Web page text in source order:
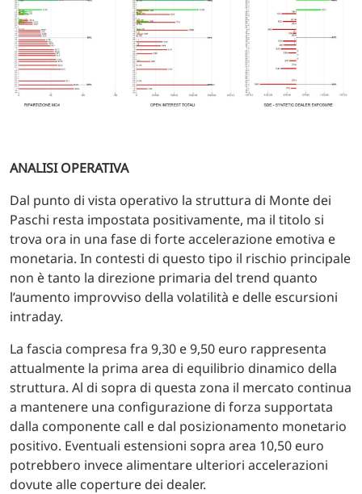
ANALISI OPERATIVA
Dal punto di vista operativo la struttura di Monte dei
Paschi resta impostata positivamente, ma il titolo si
trova ora in una fase di forte accelerazione emotiva e
monetaria. In contesti di questo tipo il rischio principale
non è tanto la direzione primaria del trend quanto
l’aumento improvviso della volatilità e delle escursioni
intraday.
La fascia compresa fra 9,30 e 9,50 euro rappresenta
attualmente la prima area di equilibrio dinamico della
struttura. Al di sopra di questa zona il mercato continua
a mantenere una configurazione di forza supportata
dalla componente call e dal posizionamento monetario
positivo. Eventuali estensioni sopra area 10,50 euro
potrebbero invece alimentare ulteriori accelerazioni
dovute alle coperture dei dealer.